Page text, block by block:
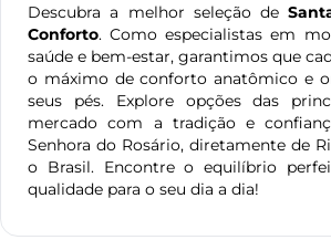
Descubra a melhor seleção de
Conforto. Como especialistas em
saúde e bem-estar, garantimos que
o máximo de conforto anatômico e
seus pés. Explore opções das
mercado com a tradição e
Senhora do Rosário, diretamente de
o Brasil. Encontre o equilíbrio
qualidade para o seu dia a dia!